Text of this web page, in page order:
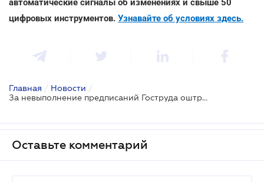
автоматические сигналы об изменениях и свыше 50
цифровых инструментов. Узнавайте об условиях здесь.
Главная / Новости /
За невыполнение предписаний Гоструда оштрафуют на 180 тыс. грн
Оставьте комментарий